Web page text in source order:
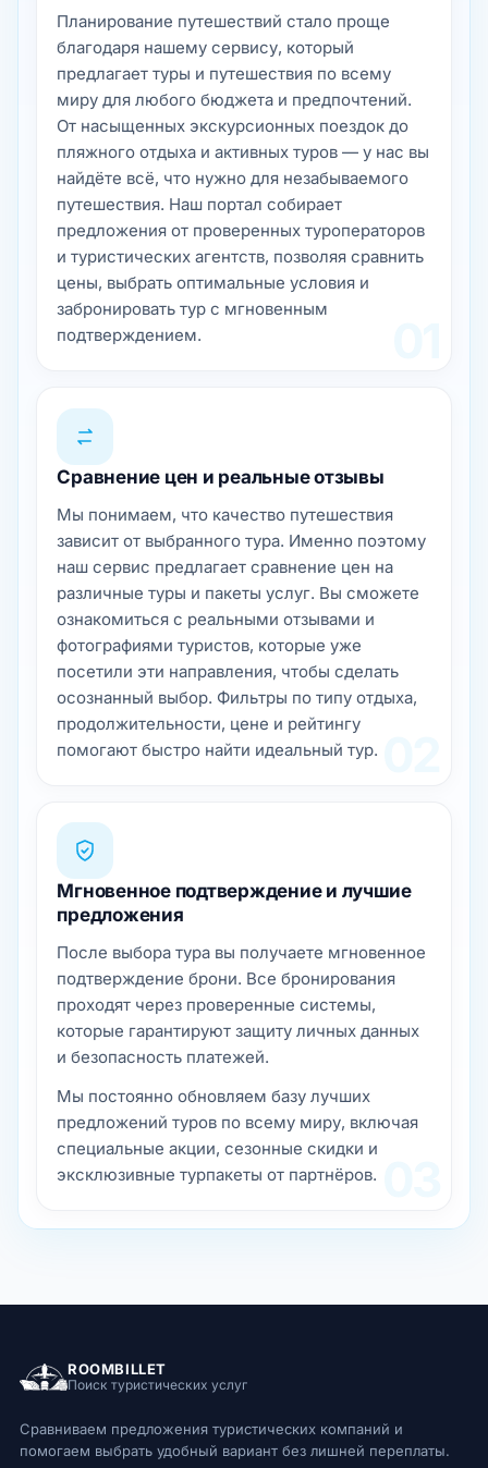
Планирование путешествий стало проще
благодаря нашему сервису, который
предлагает туры и путешествия по всему
миру для любого бюджета и предпочтений.
От насыщенных экскурсионных поездок до
пляжного отдыха и активных туров — у нас вы
найдёте всё, что нужно для незабываемого
путешествия. Наш портал собирает
предложения от проверенных туроператоров
и туристических агентств, позволяя сравнить
цены, выбрать оптимальные условия и
забронировать тур с мгновенным
подтверждением.
Сравнение цен и реальные отзывы
Мы понимаем, что качество путешествия
зависит от выбранного тура. Именно поэтому
наш сервис предлагает сравнение цен на
различные туры и пакеты услуг. Вы сможете
ознакомиться с реальными отзывами и
фотографиями туристов, которые уже
посетили эти направления, чтобы сделать
осознанный выбор. Фильтры по типу отдыха,
продолжительности, цене и рейтингу
помогают быстро найти идеальный тур.
Мгновенное подтверждение и лучшие
предложения
После выбора тура вы получаете мгновенное
подтверждение брони. Все бронирования
проходят через проверенные системы,
которые гарантируют защиту личных данных
и безопасность платежей.
Мы постоянно обновляем базу лучших
предложений туров по всему миру, включая
специальные акции, сезонные скидки и
эксклюзивные турпакеты от партнёров.
ROOMBILLET
Поиск туристических услуг
Сравниваем предложения туристических компаний и
помогаем выбрать удобный вариант без лишней переплаты.